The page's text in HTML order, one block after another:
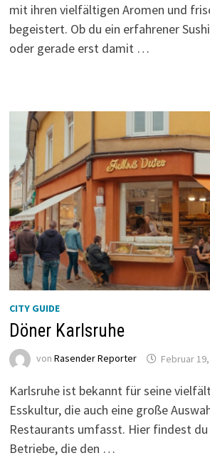
mit ihren vielfältigen Aromen und
begeistert. Ob du ein erfahrener
oder gerade erst damit …
CITY GUIDE
Döner Karlsruhe
von Rasender Reporter Februar
Karlsruhe ist bekannt für seine
Esskultur, die auch eine große
Restaurants umfasst. Hier findest
Betriebe, die den …